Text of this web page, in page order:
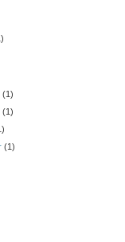
(1)
(1)
(1)